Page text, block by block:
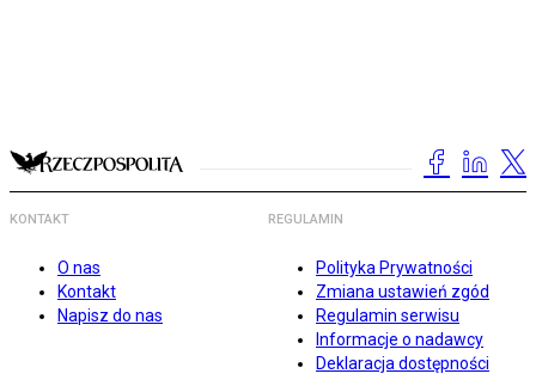
KONTAKT
O nas
Kontakt
Napisz do nas
REGULAMIN
Polityka Prywatności
Zmiana ustawień zgód
Regulamin serwisu
Informacje o nadawcy
Deklaracja dostępności